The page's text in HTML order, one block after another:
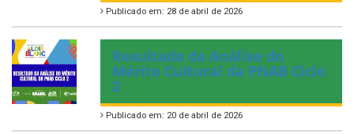
Publicado em: 28 de abril de 2026
Resultado da Análise do
Mérito Cultural da PNAB Ciclo
2
Publicado em: 20 de abril de 2026